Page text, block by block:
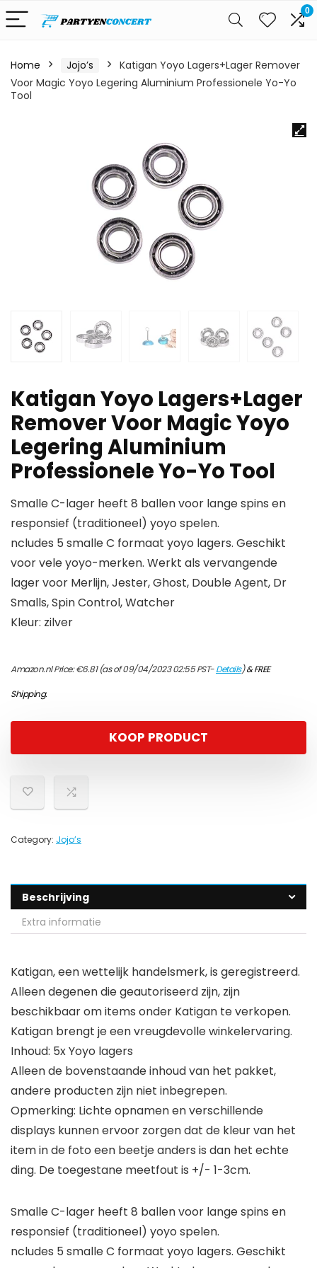
0
Home Jojo’s
Katigan Yoyo Lagers+Lager Remover
Voor Magic Yoyo Legering Aluminium Professionele Yo-Yo
Tool
Katigan Yoyo Lagers+Lager
Remover Voor Magic Yoyo
Legering Aluminium
Professionele Yo-Yo Tool
Smalle C-lager heeft 8 ballen voor lange spins en
responsief (traditioneel) yoyo spelen.
ncludes 5 smalle C formaat yoyo lagers. Geschikt
voor vele yoyo-merken. Werkt als vervangende
lager voor Merlijn, Jester, Ghost, Double Agent, Dr
Smalls, Spin Control, Watcher
Kleur: zilver
Amazon.nl Price:€6.81(as of 09/04/2023 02:55 PST-Details)&FREE
Shipping.
KOOP PRODUCT
Category: Jojo’s
Beschrijving
Extra informatie
Katigan, een wettelijk handelsmerk, is geregistreerd.
Alleen degenen die geautoriseerd zijn, zijn
beschikbaar om items onder Katigan te verkopen.
Katigan brengt je een vreugdevolle winkelervaring.
Inhoud: 5x Yoyo lagers
Alleen de bovenstaande inhoud van het pakket,
andere producten zijn niet inbegrepen.
Opmerking: Lichte opnamen en verschillende
displays kunnen ervoor zorgen dat de kleur van het
item in de foto een beetje anders is dan het echte
ding. De toegestane meetfout is +/- 1-3cm.
Smalle C-lager heeft 8 ballen voor lange spins en
responsief (traditioneel) yoyo spelen.
ncludes 5 smalle C formaat yoyo lagers. Geschikt